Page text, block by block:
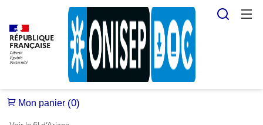
RÉPUBLIQUE
FRANÇAISE